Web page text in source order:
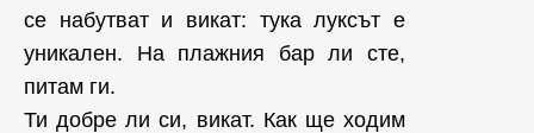
се набутват и викат: тука луксът е
уникален. На плажния бар ли сте,
питам ги.
Ти добре ли си, викат. Как ще ходим